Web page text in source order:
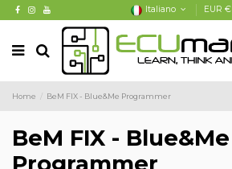
Italiano EUR €
Home BeM FIX - Blue&Me Programmer
BeM FIX - Blue&Me
Programmer